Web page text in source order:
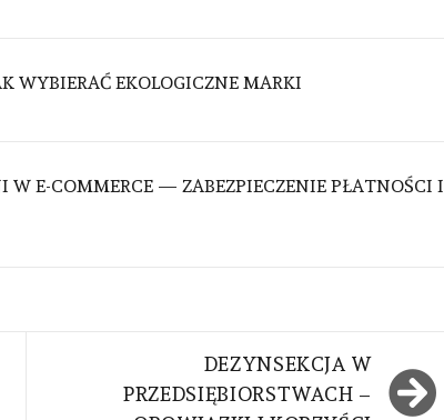
WYBIERAĆ EKOLOGICZNE MARKI
W E-COMMERCE — ZABEZPIECZENIE PŁATNOŚCI I
DEZYNSEKCJA W
PRZEDSIĘBIORSTWACH –